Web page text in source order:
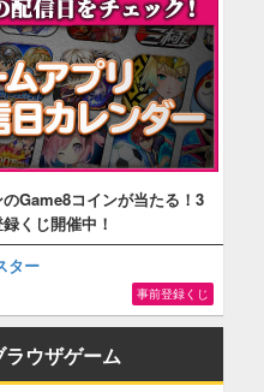
Game8コインが当たる！3
くじ開催中！
ター
事前登録くじ
ウザゲーム